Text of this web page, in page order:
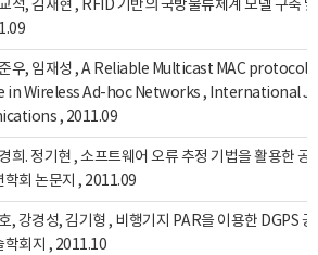
석, 김재현 , RFID 기반의 국방물류체계 모델 구축
우, 임재성 , A Reliable Multicast MAC
in Wireless Ad-hoc Networks , International
, 2011.09
희. 정기현 , 소프트웨어 오류 추정 기법을 활용한 공
학회 논문지 , 2011.09
, 강경성, 김기형 , 비행기지 PAR을 이용한 DGPS
학회지 , 2011.10